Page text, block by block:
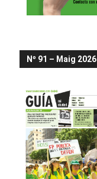
Nº 91 – Maig 2026